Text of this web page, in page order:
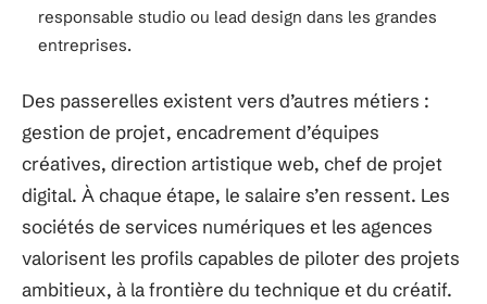
responsable studio ou lead design dans les grandes
entreprises.
Des passerelles existent vers d’autres métiers :
gestion de projet, encadrement d’équipes
créatives, direction artistique web, chef de projet
digital. À chaque étape, le salaire s’en ressent. Les
sociétés de services numériques et les agences
valorisent les profils capables de piloter des projets
ambitieux, à la frontière du technique et du créatif.